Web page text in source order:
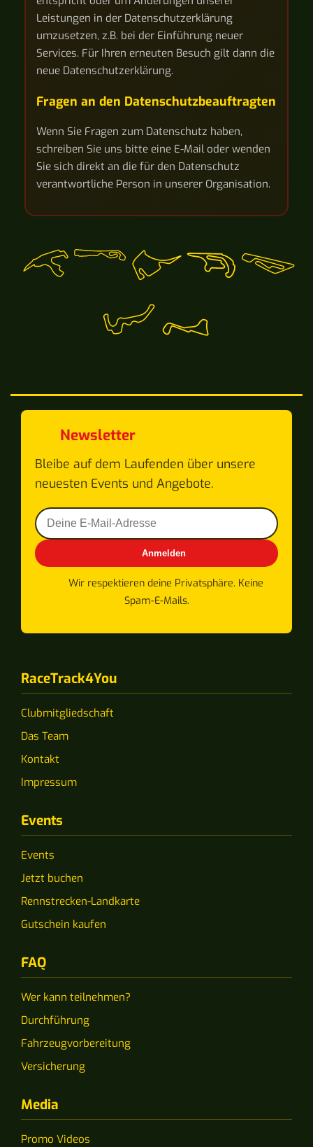
Leistungen in der Datenschutzerklärung
umzusetzen, z.B. bei der Einführung neuer
Services. Für Ihren erneuten Besuch gilt dann die
neue Datenschutzerklärung.
Fragen an den Datenschutzbeauftragten
Wenn Sie Fragen zum Datenschutz haben,
schreiben Sie uns bitte eine E-Mail oder wenden
Sie sich direkt an die für den Datenschutz
verantwortliche Person in unserer Organisation.
Newsletter
Bleibe auf dem Laufenden über unsere
neuesten Events und Angebote.
Anmelden
Wir respektieren deine Privatsphäre. Keine
Spam-E-Mails.
RaceTrack4You
Clubmitgliedschaft
Das Team
Kontakt
Impressum
Events
Events
Jetzt buchen
Rennstrecken-Landkarte
Gutschein kaufen
FAQ
Wer kann teilnehmen?
Durchführung
Fahrzeugvorbereitung
Versicherung
Media
Promo Videos